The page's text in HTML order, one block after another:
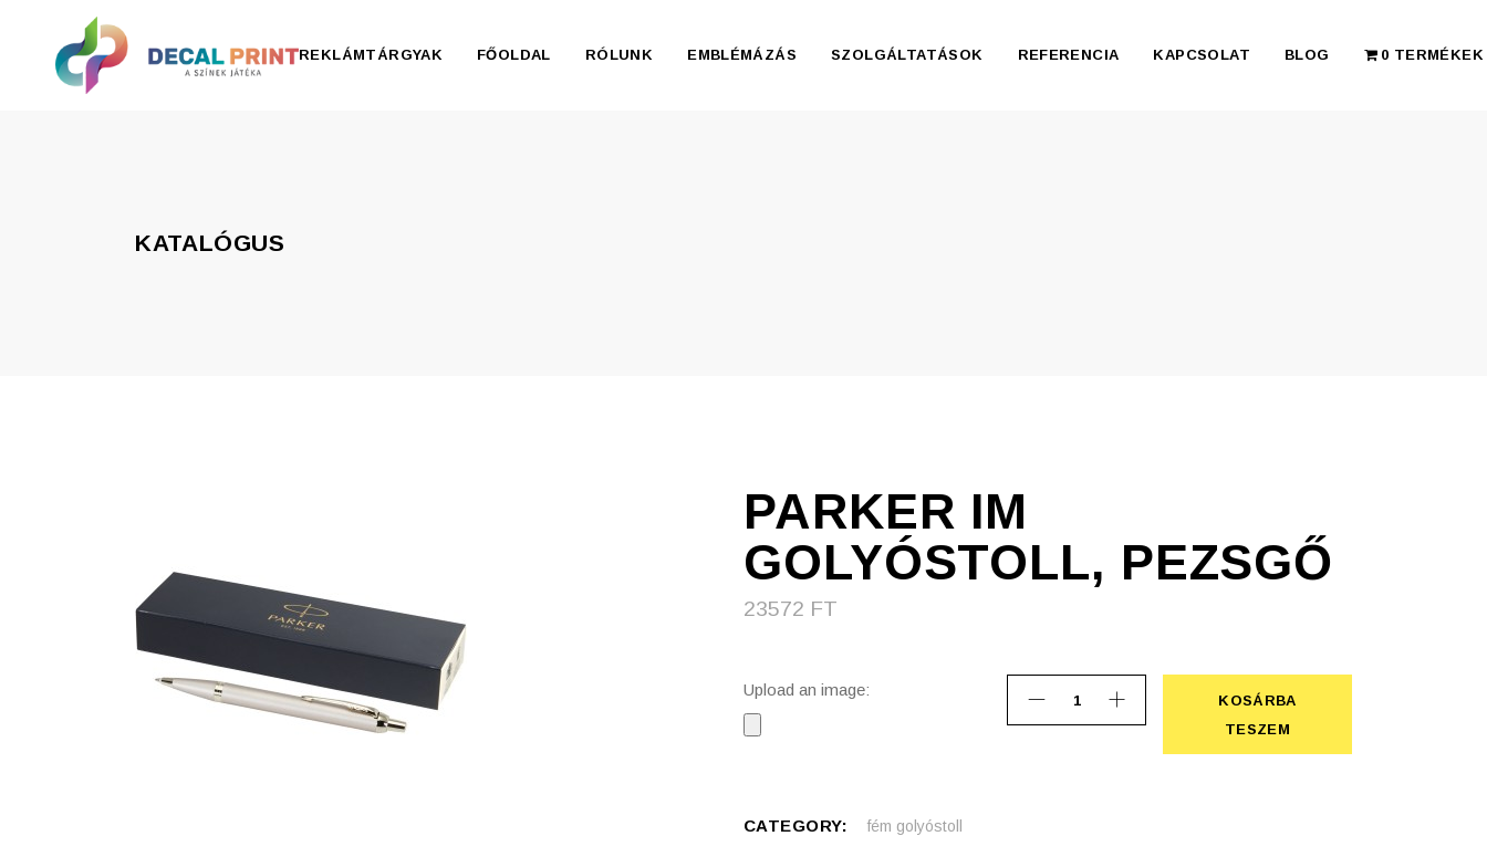
REKLÁMTÁRGYAK
Tárca, kulcstartó
Táska
FŐOLDAL RÓLUNK EMBLÉMÁZÁS SZOLGÁLTATÁSOK REFERENCIA KAPCSOLAT BLOG 0 TERMÉKEK
KATALÓGUS
PARKER IM
GOLYÓSTOLL, PEZSGŐ
23572 FT
Upload an image:
Parker IM golyóstoll, pezsgő quantity
KOSÁRBA
TESZEM
CATEGORY: fém golyóstoll